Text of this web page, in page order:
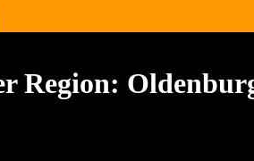
Region: